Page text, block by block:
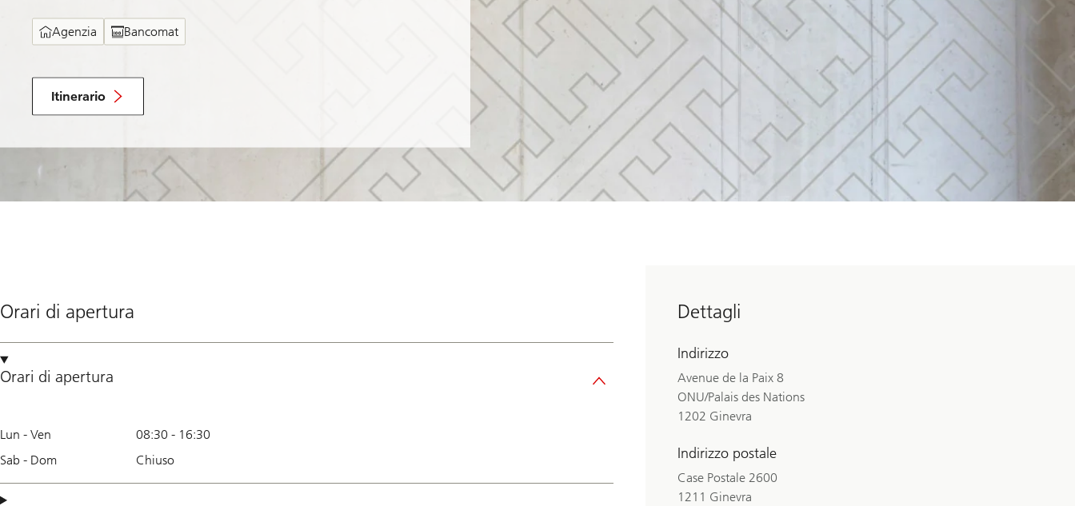
Agenzia Bancomat
Itinerario
Orari di apertura
Orari di apertura
Lun - Ven 08:30 - 16:30
Sab - Dom
Chiuso
Dettagli
Indirizzo
Avenue de la Paix 8
ONU/Palais des Nations
1202 Ginevra
Indirizzo postale
Case Postale 2600
1211 Ginevra